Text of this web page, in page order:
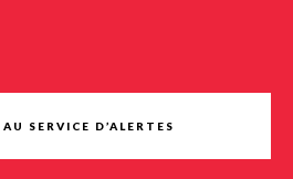
AU SERVICE D’ALERTES